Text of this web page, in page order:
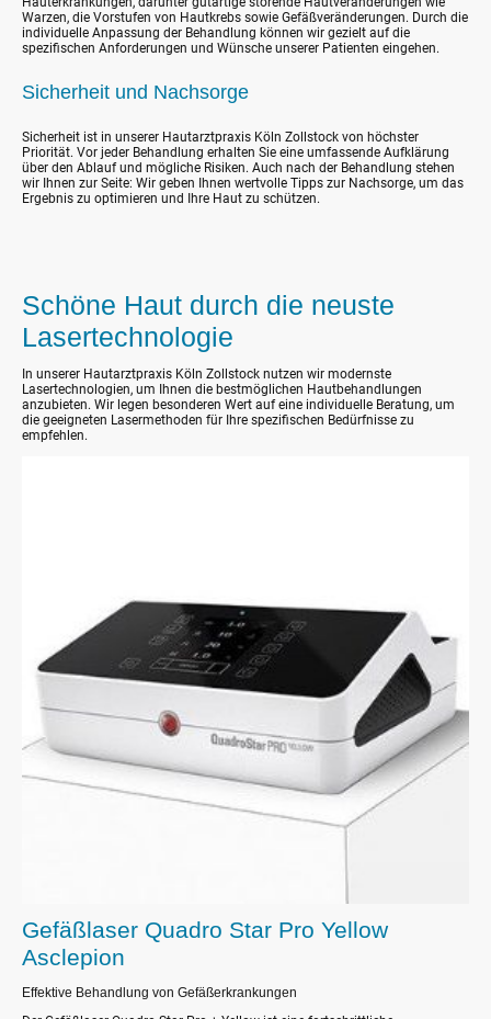
Warzen, die Vorstufen von Hautkrebs sowie Gefäßveränderungen. Durch die
individuelle Anpassung der Behandlung können wir gezielt auf die
spezifischen Anforderungen und Wünsche unserer Patienten eingehen.
Sicherheit und Nachsorge
Sicherheit ist in unserer Hautarztpraxis Köln Zollstock von höchster
Priorität. Vor jeder Behandlung erhalten Sie eine umfassende Aufklärung
über den Ablauf und mögliche Risiken. Auch nach der Behandlung stehen
wir Ihnen zur Seite: Wir geben Ihnen wertvolle Tipps zur Nachsorge, um das
Ergebnis zu optimieren und Ihre Haut zu schützen.
Schöne Haut durch die neuste
Lasertechnologie
In unserer Hautarztpraxis Köln Zollstock nutzen wir modernste
Lasertechnologien, um Ihnen die bestmöglichen Hautbehandlungen
anzubieten. Wir legen besonderen Wert auf eine individuelle Beratung, um
die geeigneten Lasermethoden für Ihre spezifischen Bedürfnisse zu
empfehlen.
Gefäßlaser Quadro Star Pro Yellow
Asclepion
Effektive Behandlung von Gefäßerkrankungen